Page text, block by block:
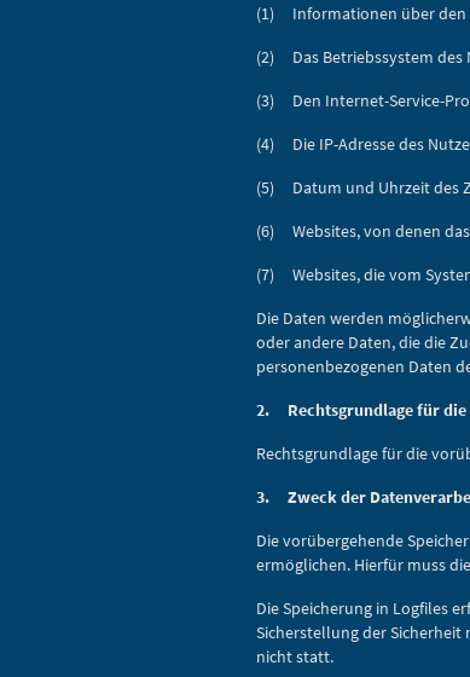
(1) Informationen über den
(2) Das Betriebssystem des
(3) Den Internet-Service-
(4) Die IP-Adresse des
(5) Datum und Uhrzeit des
(6) Websites, von denen
(7) Websites, die vom
Die Daten werden
oder andere Daten, die die
personenbezogenen Daten
2. Rechtsgrundlage für die
Rechtsgrundlage für die
3. Zweck der
Die vorübergehende
ermöglichen. Hierfür muss
Die Speicherung in Logfiles
Sicherstellung der Sicherheit
nicht statt.